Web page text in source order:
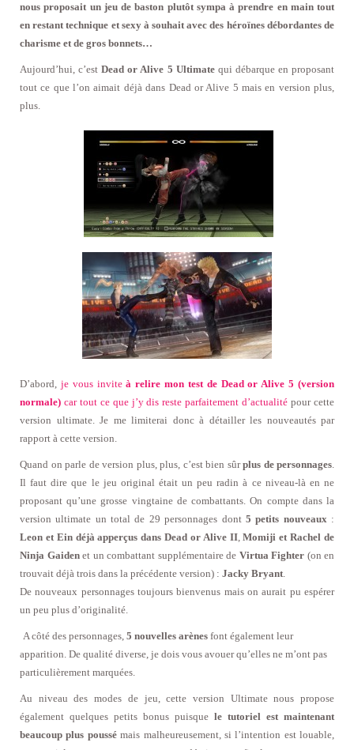
nous proposait un jeu de baston plutôt sympa à prendre en main tout
en restant technique et sexy à souhait avec des héroïnes débordantes de
charisme et de gros bonnets…
Aujourd’hui, c’estDead or Alive 5 Ultimatequi débarque en proposant
tout ce que l’on aimait déjà dans Dead or Alive 5 mais en version plus,
plus.
D’abord, je vous inviteà relire mon test de Dead or Alive 5 (version
normale) car tout ce que j’y dis reste parfaitement d’actualité pour cette
version ultimate. Je me limiterai donc à détailler les nouveautés par
rapport à cette version.
Quand on parle de version plus, plus, c’est bien sûrplus de personnages.
Il faut dire que le jeu original était un peu radin à ce niveau-là en ne
proposant qu’une grosse vingtaine de combattants. On compte dans la
version ultimate un total de 29 personnages dont 5 petits nouveaux:
Leon et Ein déjà apperçus dans Dead or Alive II,Momiji et Rachel de
Ninja Gaidenet un combattant supplémentaire de Virtua Fighter (on en
trouvait déjà trois dans la précédente version) : Jacky Bryant.
De nouveaux personnages toujours bienvenus mais on aurait pu espérer
un peu plus d’originalité.
A côté des personnages, 5 nouvelles arènes font également leur
apparition. De qualité diverse, je dois vous avouer qu’elles ne m’ont pas
particulièrement marquées.
Au niveau des modes de jeu, cette version Ultimate nous propose
également quelques petits bonus puisque le tutoriel est maintenant
beaucoup plus poussémais malheureusement, si l’intention est louable,